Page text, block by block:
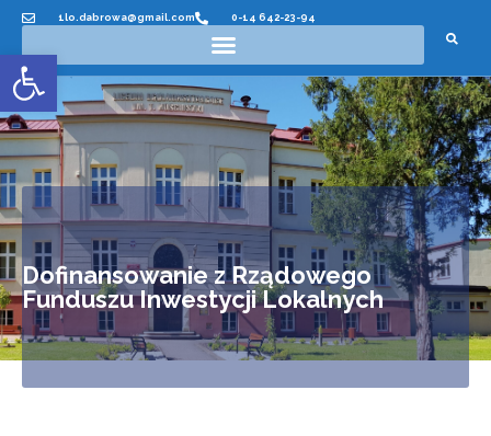
Otwórz pasek narzędzi
1lo.dabrowa@gmail.com 0-14 642-23-94
Dofinansowanie z Rządowego
Funduszu Inwestycji Lokalnych